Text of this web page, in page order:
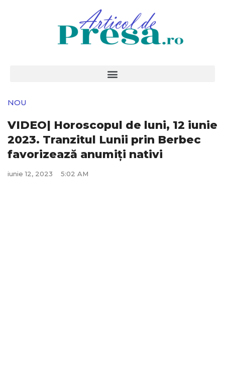
NOU
VIDEO| Horoscopul de luni, 12 iunie
2023. Tranzitul Lunii prin Berbec
favorizează anumiți nativi
iunie 12, 2023 5:02 AM